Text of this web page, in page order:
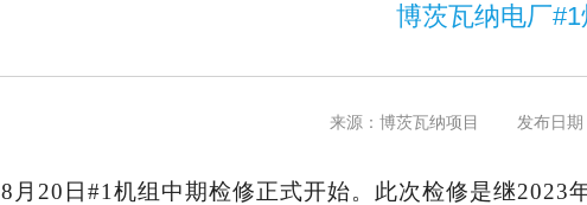
博茨瓦纳电厂
来源：博茨瓦纳项目 发布日期
8月20日#1机组中期检修正式开始。此次检修是继2023